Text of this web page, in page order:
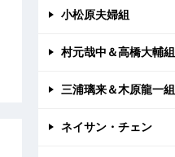
小松原夫婦組
村元哉中＆高橋大輔組
三浦璃来＆木原龍一組
ネイサン・チェン